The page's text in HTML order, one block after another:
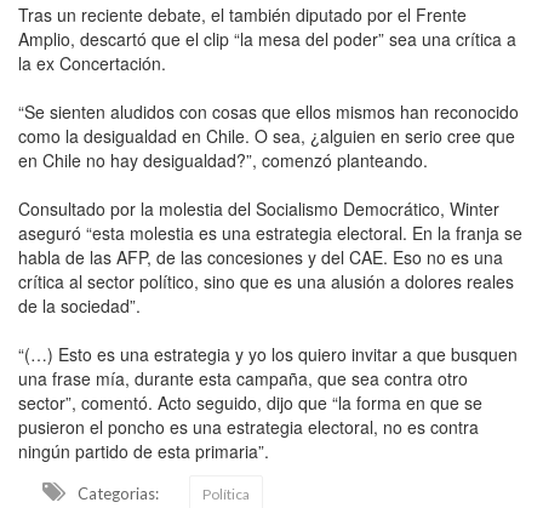
Tras un reciente debate, el también diputado por el Frente
Amplio, descartó que el clip “la mesa del poder” sea una crítica a
la ex Concertación.
“Se sienten aludidos con cosas que ellos mismos han reconocido
como la desigualdad en Chile. O sea, ¿alguien en serio cree que
en Chile no hay desigualdad?”, comenzó planteando.
Consultado por la molestia del Socialismo Democrático, Winter
aseguró “esta molestia es una estrategia electoral. En la franja se
habla de las AFP, de las concesiones y del CAE. Eso no es una
crítica al sector político, sino que es una alusión a dolores reales
de la sociedad”.
“(…) Esto es una estrategia y yo los quiero invitar a que busquen
una frase mía, durante esta campaña, que sea contra otro
sector”, comentó. Acto seguido, dijo que “la forma en que se
pusieron el poncho es una estrategia electoral, no es contra
ningún partido de esta primaria”.
Categorias: Política